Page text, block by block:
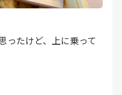
ったけど、上に乗って